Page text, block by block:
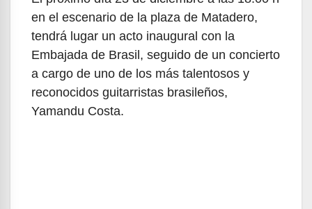
en el escenario de la plaza de Matadero,
tendrá lugar un acto inaugural con la
Embajada de Brasil, seguido de un concierto
a cargo de uno de los más talentosos y
reconocidos guitarristas brasileños,
Yamandu Costa.